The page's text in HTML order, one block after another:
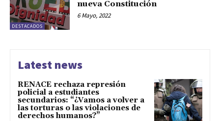
DESTACADOS
nueva Constitución
6 Mayo, 2022
Latest news
RENACE rechaza represión
policial a estudiantes
secundarios: “¿Vamos a volver a
las torturas o las violaciones de
derechos humanos?”